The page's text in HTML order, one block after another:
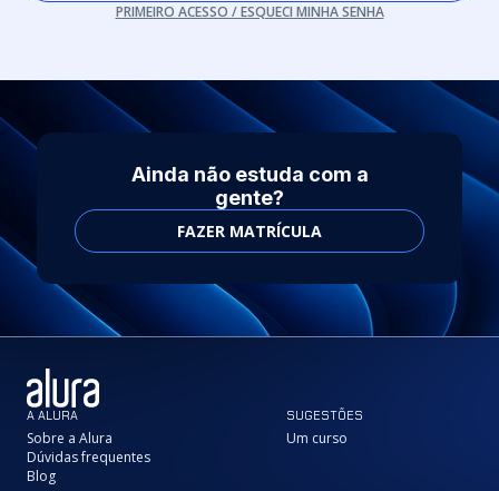
PRIMEIRO ACESSO / ESQUECI MINHA SENHA
Ainda não estuda com a
gente?
FAZER MATRÍCULA
A ALURA
Sobre a Alura
Dúvidas frequentes
Blog
SUGESTÕES
Um curso